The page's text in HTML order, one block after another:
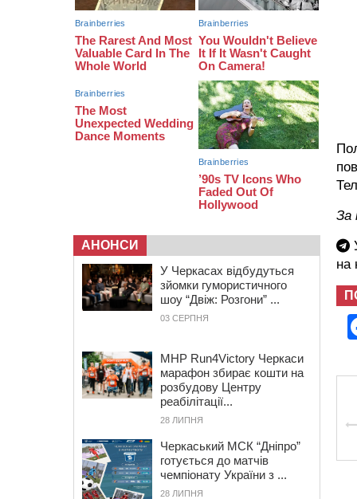
За
на
09:42 “Черкасиводоканал” пропонує
підвищити тарифи на воду та
водовідведення з 2027 року
АНОНСИ
У Черкасах відбудуться
зйомки гумористичного
шоу “Двіж: Розгони” ...
03 СЕРПНЯ
MHP Run4Victory Черкаси
марафон збирає кошти на
розбудову Центру
реабілітації...
28 ЛИПНЯ
Черкаський МСК “Дніпро”
готується до матчів
чемпіонату України з ...
28 ЛИПНЯ